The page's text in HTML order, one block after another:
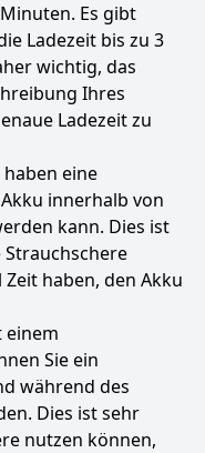
Es gibt
Ladezeit bis zu 3
wichtig, das
Ihres
Ladezeit zu
eine
innerhalb von
kann. Dies ist
haben, den Akku
einem
Sie ein
während des
Dies ist sehr
nutzen können,